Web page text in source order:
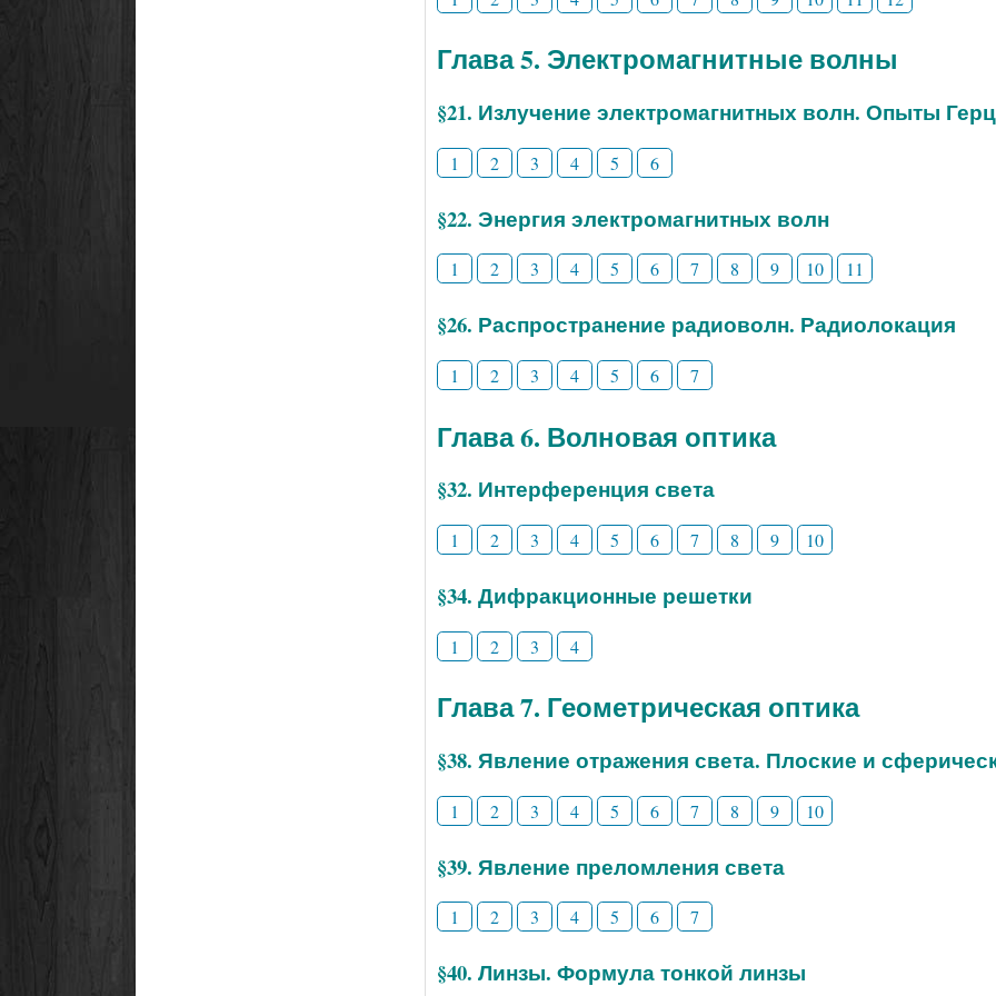
Глава 5. Электромагнитные волны
§21. Излучение электромагнитных волн. Опыты
1 2 3 4 5 6
§22. Энергия электромагнитных волн
1 2 3 4 5 6 7 8 9 10 11
§26. Распространение радиоволн. Радиолокация
1 2 3 4 5 6 7
Глава 6. Волновая оптика
§32. Интерференция света
1 2 3 4 5 6 7 8 9 10
§34. Дифракционные решетки
1 2 3 4
Глава 7. Геометрическая оптика
§38. Явление отражения света. Плоские и
1 2 3 4 5 6 7 8 9 10
§39. Явление преломления света
1 2 3 4 5 6 7
§40. Линзы. Формула тонкой линзы